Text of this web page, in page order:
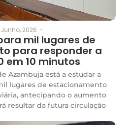
2026 -
mil lugares de
para responder a
em 10 minutos
Azambuja está a estudar a
lugares de estacionamento
antecipando o aumento
resultar da futura circulação